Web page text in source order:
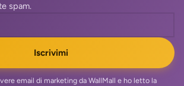
spam.
Iscrivimi
email di marketing da WallMall e ho letto la